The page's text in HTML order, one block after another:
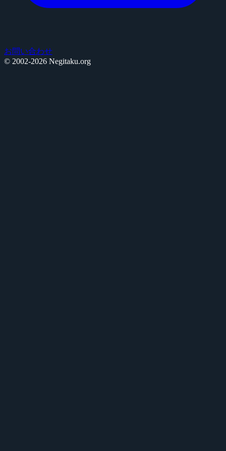
お問い合わせ
© 2002-2026 Negitaku.org